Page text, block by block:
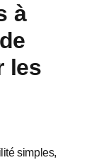
à
les
simples,